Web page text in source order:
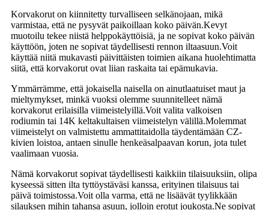
Korvakorut on kiinnitetty turvalliseen selkänojaan, mikä
varmistaa, että ne pysyvät paikoillaan koko päivän.Kevyt
muotoilu tekee niistä helppokäyttöisiä, ja ne sopivat koko päivän
käyttöön, joten ne sopivat täydellisesti rennon iltaasuun.Voit
käyttää niitä mukavasti päivittäisten toimien aikana huolehtimatta
siitä, että korvakorut ovat liian raskaita tai epämukavia.
Ymmärrämme, että jokaisella naisella on ainutlaatuiset maut ja
mieltymykset, minkä vuoksi olemme suunnitelleet nämä
korvakorut erilaisilla viimeistelyillä.Voit valita valkoisen
rodiumin tai 14K keltakultaisen viimeistelyn välillä.Molemmat
viimeistelyt on valmistettu ammattitaidolla täydentämään CZ-
kivien loistoa, antaen sinulle henkeäsalpaavan korun, jota tulet
vaalimaan vuosia.
Nämä korvakorut sopivat täydellisesti kaikkiin tilaisuuksiin, olipa
kyseessä sitten ilta tyttöystäväsi kanssa, erityinen tilaisuus tai
päivä toimistossa.Voit olla varma, että ne lisäävät tyylikkään
silauksen mihin tahansa asuun, jolloin erotut joukosta.Ne sopivat